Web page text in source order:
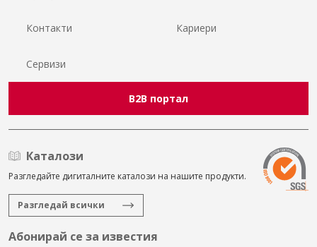
Контакти Кариери
Сервизи
B2B портал
Каталози
Разгледайте дигиталните каталози на нашите продукти.
Разгледай всички
Абонирай се за известия